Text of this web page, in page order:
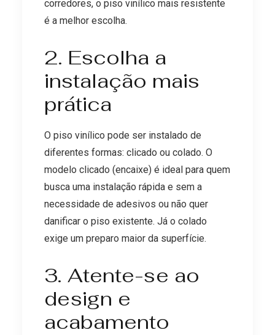
corredores, o piso vinílico mais resistente
é a melhor escolha.
2. Escolha a
instalação mais
prática
O piso vinílico pode ser instalado de
diferentes formas: clicado ou colado. O
modelo clicado (encaixe) é ideal para quem
busca uma instalação rápida e sem a
necessidade de adesivos ou não quer
danificar o piso existente. Já o colado
exige um preparo maior da superfície.
3. Atente-se ao
design e
acabamento